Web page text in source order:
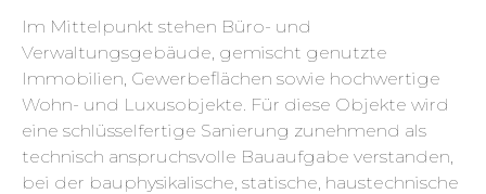
Im Mittelpunkt stehen Büro- und
Verwaltungsgebäude, gemischt genutzte
Immobilien, Gewerbeflächen sowie hochwertige
Wohn- und Luxusobjekte. Für diese Objekte wird
eine schlüsselfertige Sanierung zunehmend als
technisch anspruchsvolle Bauaufgabe verstanden,
bei der bauphysikalische, statische, haustechnische